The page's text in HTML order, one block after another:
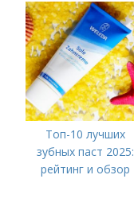
Топ-10 лучших
зубных паст 2025:
рейтинг и обзор